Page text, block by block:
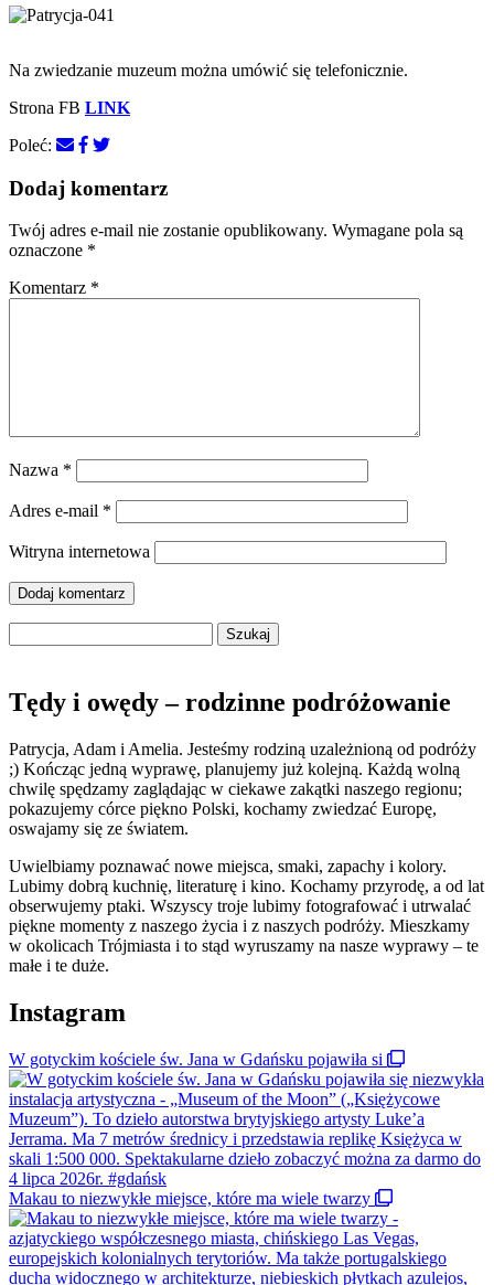
Na zwiedzanie muzeum można umówić się telefonicznie.
Strona FB LINK
Poleć:
Dodaj komentarz
Twój adres e-mail nie zostanie opublikowany. Wymagane pola są
oznaczone *
Komentarz *
Nazwa *
Adres e-mail *
Witryna internetowa
Tędy i owędy – rodzinne podróżowanie
Patrycja, Adam i Amelia. Jesteśmy rodziną uzależnioną od podróży
;) Kończąc jedną wyprawę, planujemy już kolejną. Każdą wolną
chwilę spędzamy zaglądając w ciekawe zakątki naszego regionu;
pokazujemy córce piękno Polski, kochamy zwiedzać Europę,
oswajamy się ze światem.
Uwielbiamy poznawać nowe miejsca, smaki, zapachy i kolory.
Lubimy dobrą kuchnię, literaturę i kino. Kochamy przyrodę, a od lat
obserwujemy ptaki. Wszyscy troje lubimy fotografować i utrwalać
piękne momenty z naszego życia i z naszych podróży. Mieszkamy
w okolicach Trójmiasta i to stąd wyruszamy na nasze wyprawy – te
małe i te duże.
Instagram
W gotyckim kościele św. Jana w Gdańsku pojawiła si
Makau to niezwykłe miejsce, które ma wiele twarzy